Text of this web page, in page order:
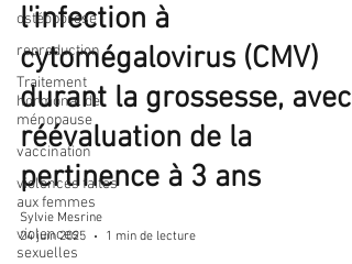
ostéoporose
reproduction
Traitement
hormonal de
ménopause
vaccination
violences faites
aux femmes
violences
sexuelles
l'infection à
cytomégalovirus (CMV)
durant la grossesse, avec
réévaluation de la
pertinence à 3 ans
Sylvie Mesrine
24 juin 2025
1 min de lecture